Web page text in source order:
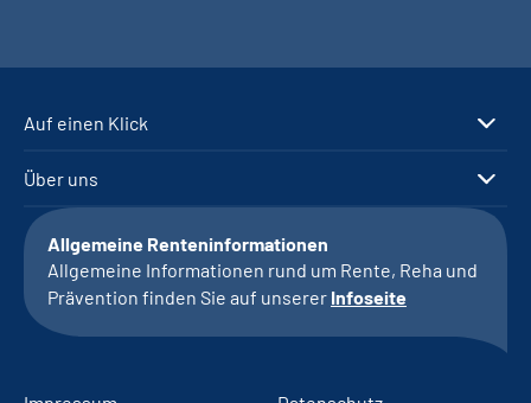
Auf einen Klick
Über uns
Allgemeine Renteninformationen
Allgemeine Informationen rund um Rente, Reha und
Prävention finden Sie auf unserer Infoseite